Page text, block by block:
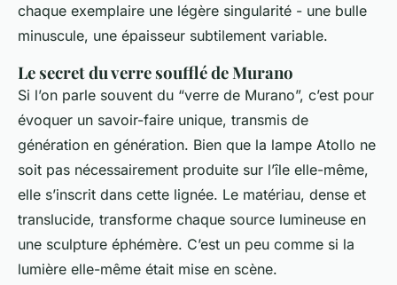
chaque exemplaire une légère singularité - une bulle
minuscule, une épaisseur subtilement variable.
Le secret du verre soufflé de Murano
Si l’on parle souvent du “verre de Murano”, c’est pour
évoquer un savoir-faire unique, transmis de
génération en génération. Bien que la lampe Atollo ne
soit pas nécessairement produite sur l’île elle-même,
elle s’inscrit dans cette lignée. Le matériau, dense et
translucide, transforme chaque source lumineuse en
une sculpture éphémère. C’est un peu comme si la
lumière elle-même était mise en scène.